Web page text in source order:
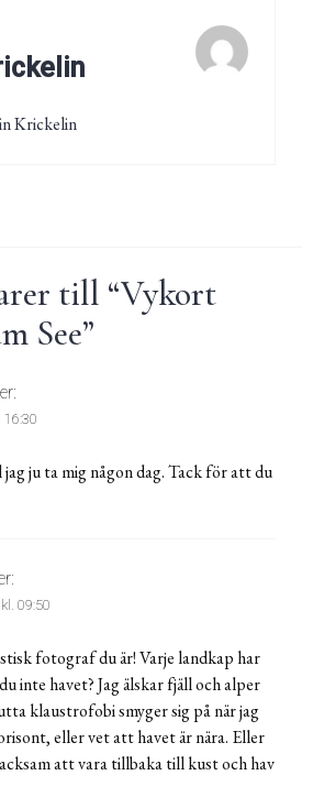
Krickelin
till “Vykort
See”
ju ta mig någon dag. Tack för att du
09:50
fotograf du är! Varje landkap har
inte havet? Jag älskar fjäll och alper
klaustrofobi smyger sig på när jag
eller vet att havet är nära. Eller
att vara tillbaka till kust och hav